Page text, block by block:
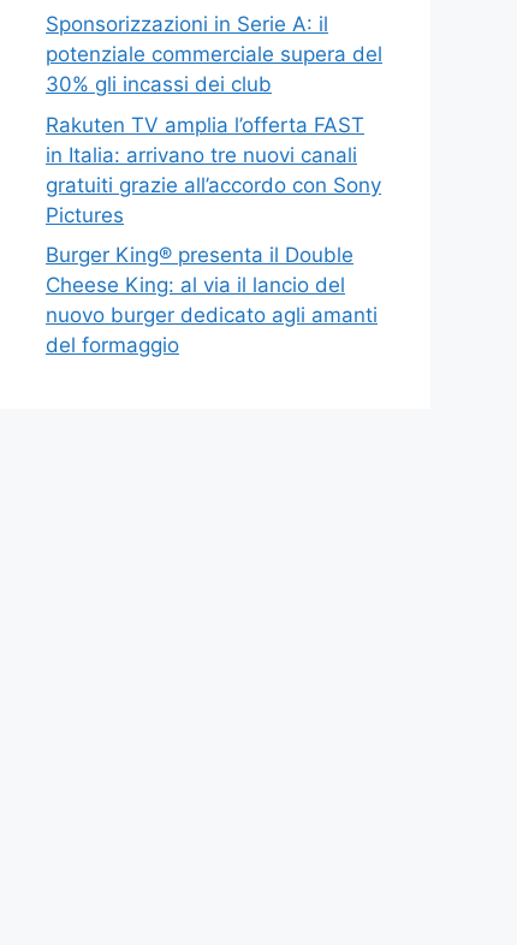
Sponsorizzazioni in Serie A: il
potenziale commerciale supera del
30% gli incassi dei club
Rakuten TV amplia l’offerta FAST
in Italia: arrivano tre nuovi canali
gratuiti grazie all’accordo con Sony
Pictures
Burger King® presenta il Double
Cheese King: al via il lancio del
nuovo burger dedicato agli amanti
del formaggio